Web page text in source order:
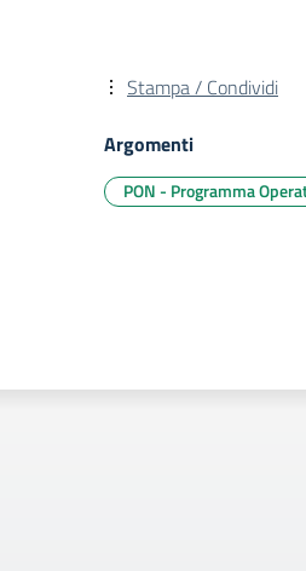
Stampa / Condividi
Argomenti
PON - Programma